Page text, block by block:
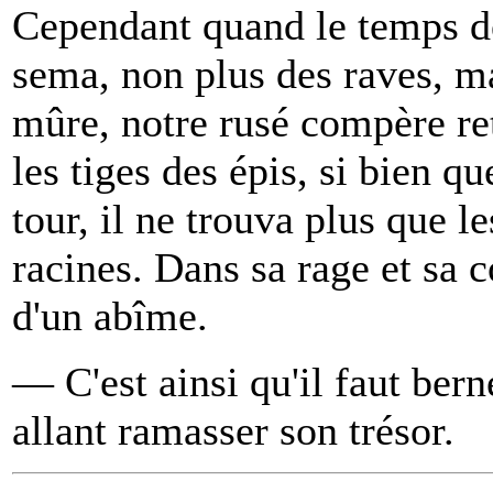
Cependant quand le temps
sema, non plus des raves,
mûre, notre rusé compère
les tiges des épis, si bien
tour, il ne trouva plus que
racines. Dans sa rage et sa
d'un abîme.
— C'est ainsi qu'il faut
allant ramasser son trésor.